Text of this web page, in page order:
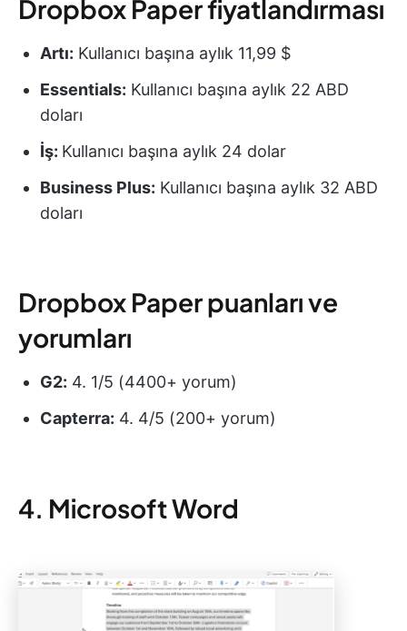
Dropbox Paper fiyatlandırması
Artı: Kullanıcı başına aylık 11,99 $
Essentials: Kullanıcı başına aylık 22 ABD
doları
İş: Kullanıcı başına aylık 24 dolar
Business Plus: Kullanıcı başına aylık 32 ABD
doları
Dropbox Paper puanları ve
yorumları
G2: 4. 1/5 (4400+ yorum)
Capterra: 4. 4/5 (200+ yorum)
4. Microsoft Word